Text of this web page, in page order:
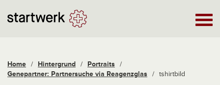
Home / Hintergrund / Portraits /
Genepartner: Partnersuche via Reagenzglas / tshirtbild